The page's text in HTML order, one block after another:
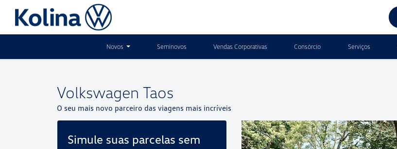
Novos Seminovos Vendas Corporativas Consórcio Serviços
Volkswagen Taos
O seu mais novo parceiro das viagens mais incríveis
Simule suas parcelas sem